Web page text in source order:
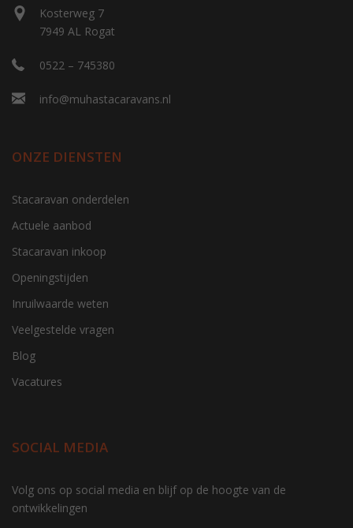
Kosterweg 7
7949 AL Rogat
0522 – 745380
info@muhastacaravans.nl
ONZE DIENSTEN
Stacaravan onderdelen
Actuele aanbod
Stacaravan inkoop
Openingstijden
Inruilwaarde weten
Veelgestelde vragen
Blog
Vacatures
SOCIAL MEDIA
Volg ons op social media en blijf op de hoogte van de
ontwikkelingen